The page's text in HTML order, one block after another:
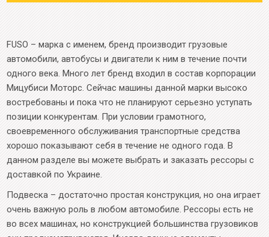
FUSO – марка с именем, бренд производит грузовые
автомобили, автобусы и двигатели к ним в течение почти
одного века. Много лет бренд входил в состав корпорации
Мицубиси Моторс. Сейчас машины данной марки высоко
востребованы и пока что не планируют серьезно уступать
позиции конкурентам. При условии грамотного,
своевременного обслуживания транспортные средства
хорошо показывают себя в течение не одного года. В
данном разделе вы можете выбрать и заказать рессоры с
доставкой по Украине.
Подвеска – достаточно простая конструкция, но она играет
очень важную роль в любом автомобиле. Рессоры есть не
во всех машинах, но конструкцией большинства грузовиков